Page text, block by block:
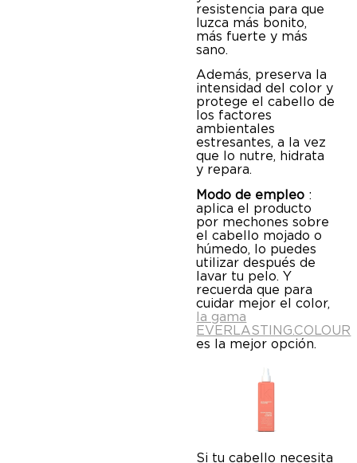
resistencia para que
luzca más bonito,
más fuerte y más
sano.
Además, preserva la
intensidad del color y
protege el cabello de
los factores
ambientales
estresantes, a la vez
que lo nutre, hidrata
y repara.
Modo de empleo :
aplica el producto
por mechones sobre
el cabello mojado o
húmedo, lo puedes
utilizar después de
lavar tu pelo. Y
recuerda que para
cuidar mejor el color,
la gama
EVERLASTING.COLOUR
es la mejor opción.
Si tu cabello necesita